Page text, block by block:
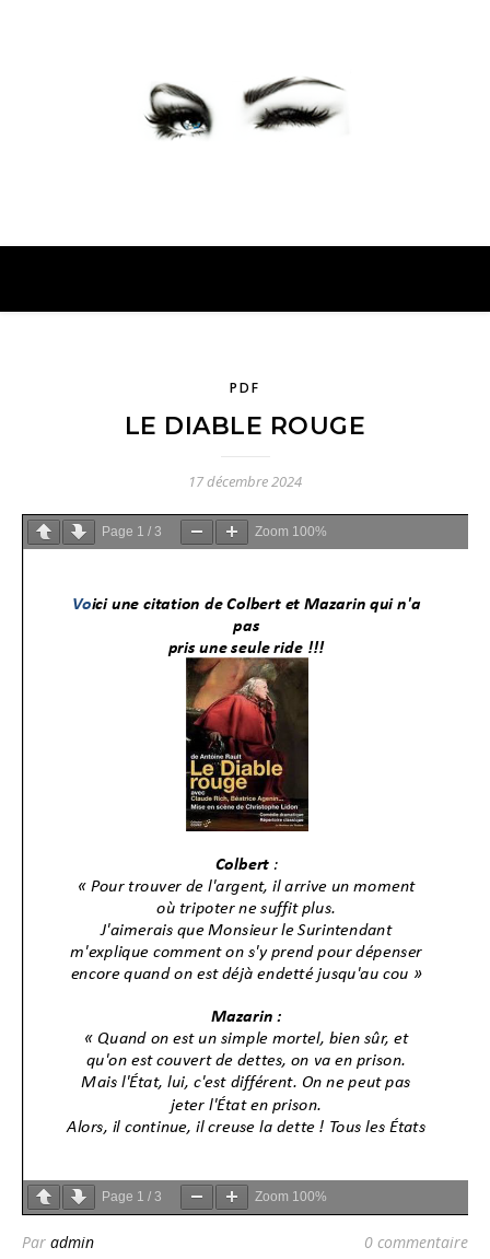
PDF
LE DIABLE ROUGE
17 décembre 2024
Page 1 / 3 Zoom 100%
Page 1 / 3 Zoom 100%
Par admin 0 commentaire